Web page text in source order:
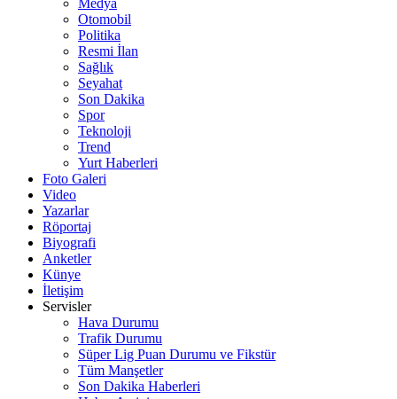
Medya
Otomobil
Politika
Resmi İlan
Sağlık
Seyahat
Son Dakika
Spor
Teknoloji
Trend
Yurt Haberleri
Foto Galeri
Video
Yazarlar
Röportaj
Biyografi
Anketler
Künye
İletişim
Servisler
Hava Durumu
Trafik Durumu
Süper Lig Puan Durumu ve Fikstür
Tüm Manşetler
Son Dakika Haberleri